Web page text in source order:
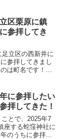
いなだひめのみ
区栗原に鎮
参拝してき
立区の西新井に
参拝してきまし
は町名です！で
神）・須佐之男
に参拝したい
拝してきた！
とで、2025年7
座する蛇窪神社に
のうちに参拝し